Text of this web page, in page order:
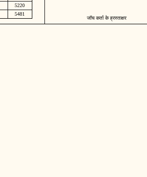
5220
5481
जॉच कर्ता के ह्रस्ताक्षर